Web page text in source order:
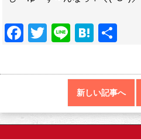
F
e
o
o
T
itt
Li
e
H
e
n
a
新しい記事へ